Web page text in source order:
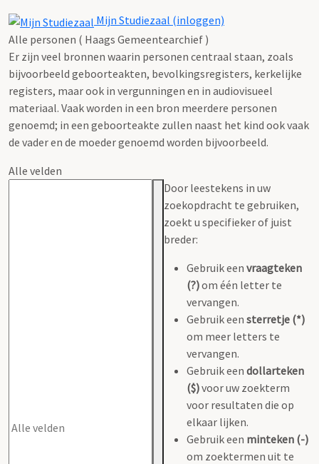
Mijn Studiezaal (inloggen)
Alle personen ( Haags Gemeentearchief )
Er zijn veel bronnen waarin personen centraal staan, zoals
bijvoorbeeld geboorteakten, bevolkingsregisters, kerkelijke
registers, maar ook in vergunningen en in audiovisueel
materiaal. Vaak worden in een bron meerdere personen
genoemd; in een geboorteakte zullen naast het kind ook vaak
de vader en de moeder genoemd worden bijvoorbeeld.
Alle velden
Door leestekens in uw
zoekopdracht te gebruiken,
zoekt u specifieker of juist
breder:
Gebruik een vraagteken
(?)om één letter te
vervangen.
Gebruik een sterretje (*)
om meer letters te
vervangen.
Gebruik een dollarteken
($)voor uw zoekterm
voor resultaten die op
elkaar lijken.
Gebruik een minteken (-)
om zoektermen uit te